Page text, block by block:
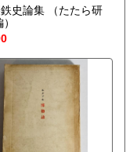
史論集
（たたら研